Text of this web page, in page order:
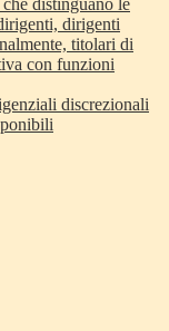
distinguano le
dirigenti
titolari di
con funzioni
discrezionali